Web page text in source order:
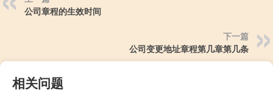
公司章程的生效时间
下一篇
公司变更地址章程第几章第几条
相关问题